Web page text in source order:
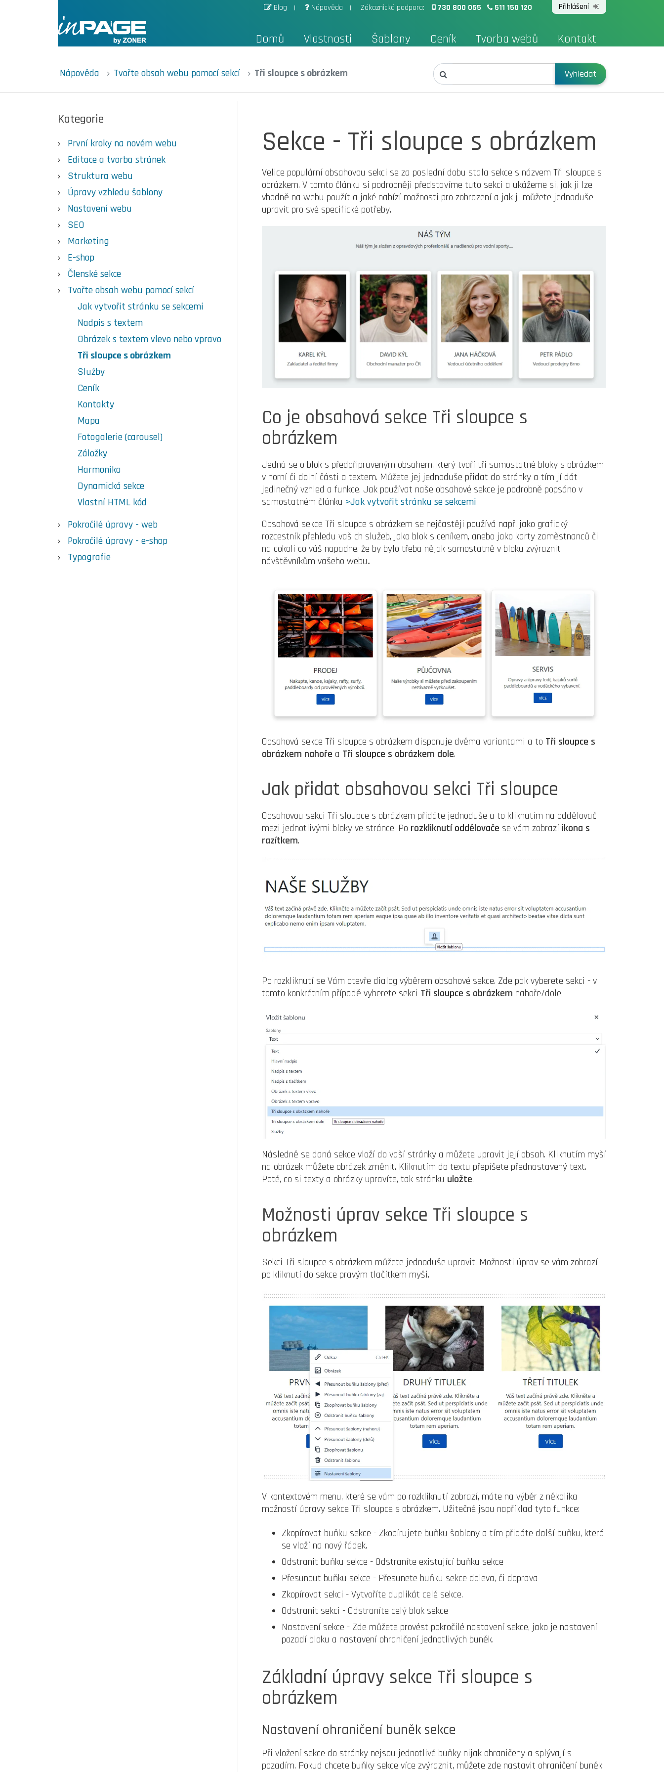
Domů Vlastnosti Šablony Ceník Tvorba webů Kontakt
Blog Nápověda Zákaznická podpora: 730 800 055 511 150 120 Přihlášení
Nápověda Tvořte obsah webu pomocí sekcí Tři sloupce s obrázkem Vyhledat
Kategorie
První kroky na novém webu
Editace a tvorba stránek
Struktura webu
Úpravy vzhledu šablony
Nastavení webu
SEO
Marketing
E-shop
Členské sekce
Tvořte obsah webu pomocí sekcí
Jak vytvořit stránku se sekcemi
Nadpis s textem
Obrázek s textem vlevo nebo vpravo
Tři sloupce s obrázkem
Služby
Ceník
Kontakty
Mapa
Fotogalerie (carousel)
Záložky
Harmonika
Dynamická sekce
Vlastní HTML kód
Pokročilé úpravy - web
Pokročilé úpravy - e-shop
Typografie
Sekce - Tři sloupce s obrázkem
Velice populární obsahovou sekci se za poslední dobu stala sekce s názvem Tři sloupce s
obrázkem. V tomto článku si podrobněji představíme tuto sekci a ukážeme si, jak ji lze
vhodně na webu použít a jaké nabízí možnosti pro zobrazení a jak ji můžete jednoduše
upravit pro své specifické potřeby.
Co je obsahová sekce Tři sloupce s
obrázkem
Jedná se o blok s předpřipraveným obsahem, který tvoří tři samostatné bloky s obrázkem
v horní či dolní části a textem. Můžete jej jednoduše přidat do stránky a tím jí dát
jedinečný vzhled a funkce. Jak používat naše obsahové sekce je podrobně popsáno v
samostatném článku >Jak vytvořit stránku se sekcemi.
Obsahová sekce Tři sloupce s obrázkem se nejčastěji používá např. jako grafický
rozcestník přehledu vašich služeb, jako blok s ceníkem, anebo jako karty zaměstnanců či
na cokoli co váš napadne, že by bylo třeba nějak samostatně v bloku zvýraznit
návštěvníkům vašeho webu..
Obsahová sekce Tři sloupce s obrázkem disponuje dvěma variantami a to Tři sloupce s
obrázkem nahoře a Tři sloupce s obrázkem dole.
Jak přidat obsahovou sekci Tři sloupce
Obsahovou sekci Tři sloupce s obrázkem přidáte jednoduše a to kliknutím na oddělovač
mezi jednotlivými bloky ve stránce. Po rozkliknutí oddělovače se vám zobrazí ikona s
razítkem.
Po rozkliknutí se Vám otevře dialog výběrem obsahové sekce. Zde pak vyberete sekci - v
tomto konkrétním případě vyberete sekci Tři sloupce s obrázkem nahoře/dole.
Následně se daná sekce vloží do vaší stránky a můžete upravit její obsah. Kliknutím myší
na obrázek můžete obrázek změnit. Kliknutím do textu přepíšete přednastavený text.
Poté, co si texty a obrázky upravíte, tak stránku uložte.
Možnosti úprav sekce Tři sloupce s
obrázkem
Sekci Tři sloupce s obrázkem můžete jednoduše upravit. Možnosti úprav se vám zobrazí
po kliknutí do sekce pravým tlačítkem myši.
V kontextovém menu, které se vám po rozkliknutí zobrazí, máte na výběr z několika
možností úpravy sekce Tři sloupce s obrázkem. Užitečné jsou například tyto funkce:
Zkopírovat buňku sekce - Zkopírujete buňku šablony a tím přidáte další buňku, která
se vloží na nový řádek.
Odstranit buňku sekce - Odstraníte existující buňku sekce
Přesunout buňku sekce - Přesunete buňku sekce doleva, či doprava
Zkopírovat sekci - Vytvoříte duplikát celé sekce.
Odstranit sekci - Odstraníte celý blok sekce
Nastavení sekce - Zde můžete provést pokročilé nastavení sekce, jako je nastavení
pozadí bloku a nastavení ohraničení jednotlivých buněk.
Základní úpravy sekce Tři sloupce s
obrázkem
Nastavení ohraničení buněk sekce
Při vložení sekce do stránky nejsou jednotlivé buňky nijak ohraničeny a splývají s
pozadím. Pokud chcete buňky sekce více zvýraznit, můžete zde nastavit ohraničení buněk.